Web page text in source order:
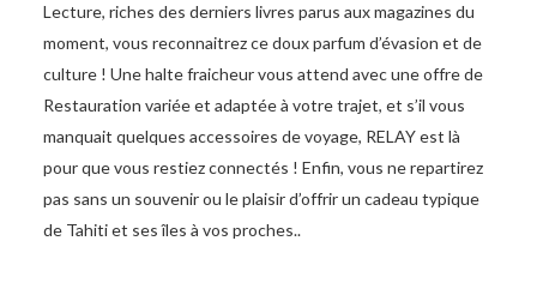
Lecture, riches des derniers livres parus aux magazines du
moment, vous reconnaitrez ce doux parfum d’évasion et de
culture ! Une halte fraicheur vous attend avec une offre de
Restauration variée et adaptée à votre trajet, et s’il vous
manquait quelques accessoires de voyage, RELAY est là
pour que vous restiez connectés ! Enfin, vous ne repartirez
pas sans un souvenir ou le plaisir d’offrir un cadeau typique
de Tahiti et ses îles à vos proches..